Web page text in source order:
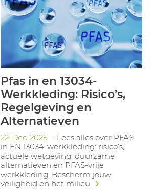
Pfas in en 13034-
Werkkleding: Risico’s,
Regelgeving en
Alternatieven
22-Dec-2025
Lees alles over PFAS
in EN 13034-werkkleding: risico’s,
actuele wetgeving, duurzame
alternatieven en PFAS-vrije
werkkleding. Bescherm jouw
veiligheid en het milieu.